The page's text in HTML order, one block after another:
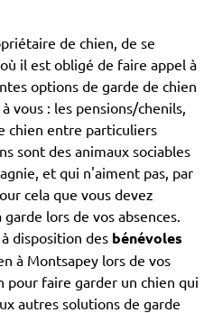
de chien, de se
il est obligé de faire appel à
options de garde de chien
vous : les pensions/chenils,
chien entre particuliers
sont des animaux sociables
et qui n'aiment pas, par
cela que vous devez
lors de vos absences.
disposition des bénévoles
à Montsapey lors de vos
pour faire garder un chien qui
autres solutions de garde